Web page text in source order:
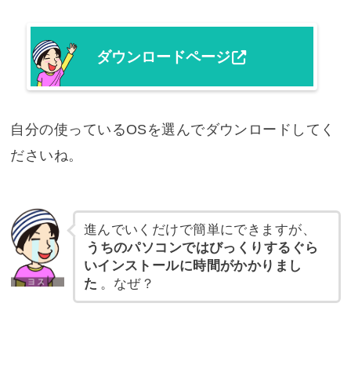
ダウンロードページ
自分の使っているOSを選んでダウンロードしてく
ださいね。
進んでいくだけで簡単にできますが、
うちのパソコンではびっくりするぐら
いインストールに時間がかかりまし
た 。なぜ？